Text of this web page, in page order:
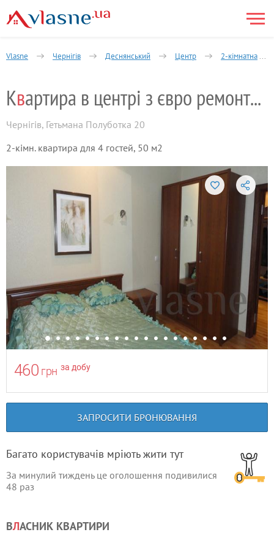
Vlasne Чернігів Деснянський Центр 2-кімнатна
Кв артира в центрі з євро ремонтом
Чернігів, Гетьмана Полуботка 20
2-кімн. квартира для 4 гостей, 50 м2
460 грн за добу
ЗАПРОСИТИ БРОНЮВАННЯ
Багато користувачів мріють жити тут
За минулий тиждень це оголошення подивилися
48 раз
ВЛАСНИК КВАРТИРИ